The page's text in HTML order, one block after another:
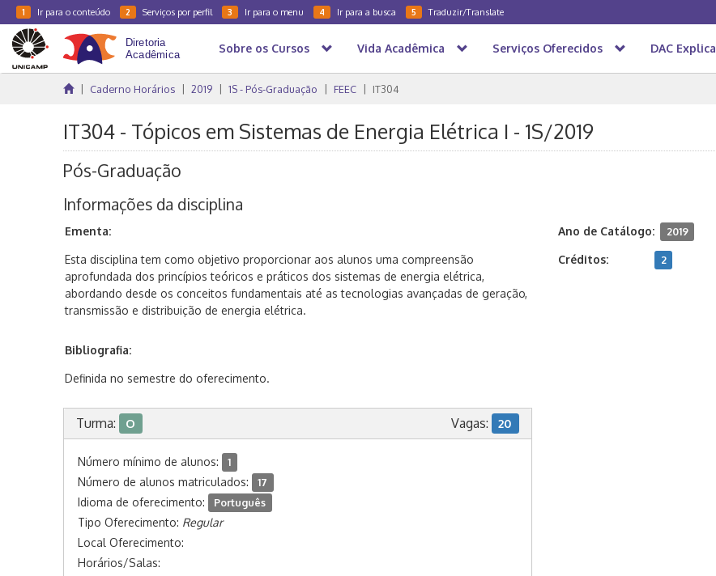
1 Ir para o conteúdo 2 Serviços por perfil 3 Ir para o menu 4 Ir para a busca 5 Traduzir/Translate
Sobre os Cursos Vida Acadêmica Serviços Oferecidos DAC Explica
Caderno Horários 2019 1S - Pós-Graduação FEEC IT304
IT304 - Tópicos em Sistemas de Energia Elétrica I - 1S/2019
Pós-Graduação
Informações da disciplina
Ementa:
Esta disciplina tem como objetivo proporcionar aos alunos uma compreensão
aprofundada dos princípios teóricos e práticos dos sistemas de energia elétrica,
abordando desde os conceitos fundamentais até as tecnologias avançadas de geração,
transmissão e distribuição de energia elétrica.
Bibliografia:
Definida no semestre do oferecimento.
Ano de Catálogo: 2019
Créditos: 2
Turma: O Vagas: 20
Número mínimo de alunos: 1
Número de alunos matriculados: 17
Idioma de oferecimento: Português
Tipo Oferecimento: Regular
Local Oferecimento:
Horários/Salas: